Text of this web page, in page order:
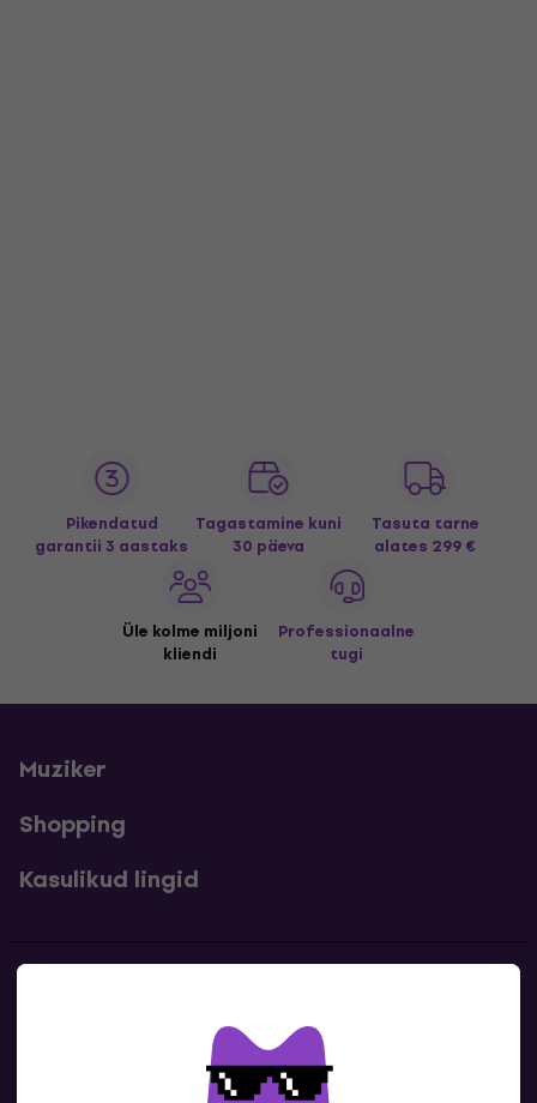
Pikendatud
garantii 3 aastaks
Tagastamine kuni
30 päeva
Tasuta tarne
alates 299 €
Üle kolme miljoni
kliendi
Professionaalne
tugi
Muziker
Shopping
Kasulikud lingid
Kontaktandmed